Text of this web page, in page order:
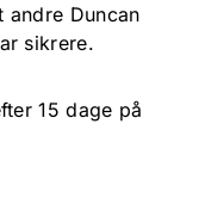
Duncan
sikrere.
15 dage på